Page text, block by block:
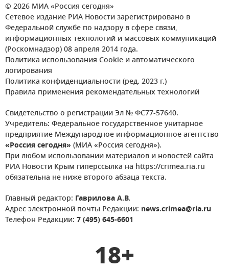
© 2026 МИА «Россия сегодня»
Сетевое издание РИА Новости зарегистрировано в
Федеральной службе по надзору в сфере связи,
информационных технологий и массовых коммуникаций
(Роскомнадзор) 08 апреля 2014 года.
Политика использования Cookie и автоматического
логирования
Политика конфиденциальности (ред. 2023 г.)
Правила применения рекомендательных технологий
Свидетельство о регистрации Эл № ФС77-57640.
Учредитель: Федеральное государственное унитарное
предприятие Международное информационное агентство
«Россия сегодня» (МИА «Россия сегодня»).
При любом использовании материалов и новостей сайта
РИА Новости Крым гиперссылка на https://crimea.ria.ru
обязательна не ниже второго абзаца текста.
Главный редактор: Гаврилова А.В.
Адрес электронной почты Редакции: news.crimea@ria.ru
Телефон Редакции: 7 (495) 645-6601
18+